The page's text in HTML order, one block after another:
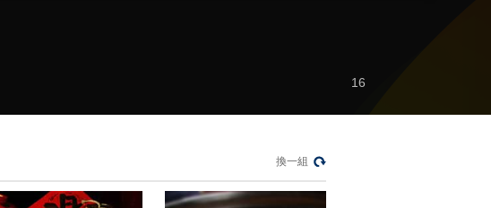
健康之路
今日説法
16
換一組